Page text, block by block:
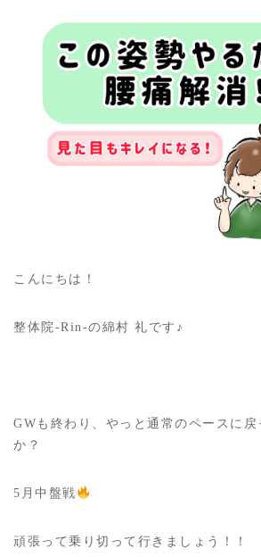
こんにちは！
整体院-Rin-の綿村 礼です♪
GWも終わり、やっと通常のペースに戻
か？
5月中盤戦
頑張って乗り切って行きましょう！！